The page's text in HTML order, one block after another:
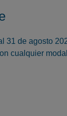
31 de agosto
cualquier